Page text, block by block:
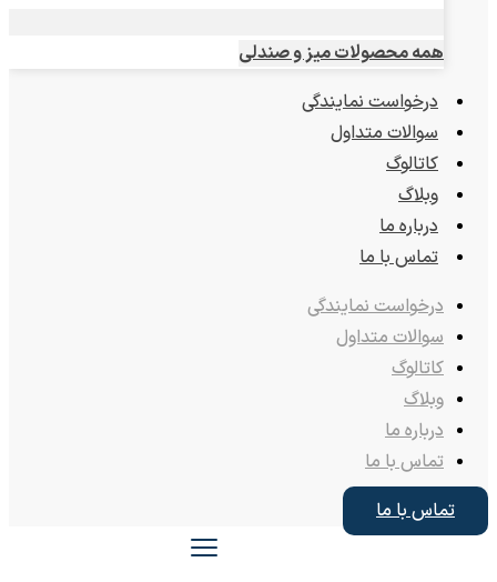
همه محصولات میز و صندلی
درخواست نمایندگی
سوالات متداول
کاتالوگ
وبلاگ
درباره ما
تماس با ما
درخواست نمایندگی
سوالات متداول
کاتالوگ
وبلاگ
درباره ما
تماس با ما
تماس با ما